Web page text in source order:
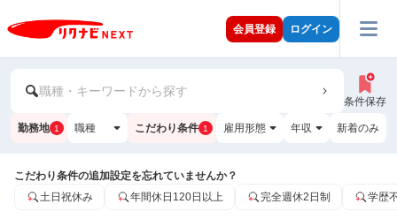
会員登録 ログイン
職種・キーワードから探す
条件保存
勤務地 1 職種 こだわり条件 1 雇用形態 年収 新着のみ
こだわり条件の追加設定を忘れていませんか？
土日祝休み
年間休日120日以上 完全週休2日制 学歴